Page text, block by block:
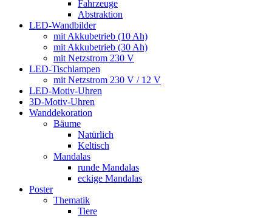
Fahrzeuge
Abstraktion
LED-Wandbilder
mit Akkubetrieb (10 Ah)
mit Akkubetrieb (30 Ah)
mit Netzstrom 230 V
LED-Tischlampen
mit Netzstrom 230 V / 12 V
LED-Motiv-Uhren
3D-Motiv-Uhren
Wanddekoration
Bäume
Natürlich
Keltisch
Mandalas
runde Mandalas
eckige Mandalas
Poster
Thematik
Tiere